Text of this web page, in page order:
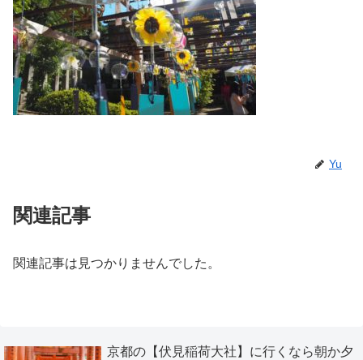
Yu
関連記事
関連記事は見つかりませんでした。
京都の【伏見稲荷大社】に行くなら朝か夕